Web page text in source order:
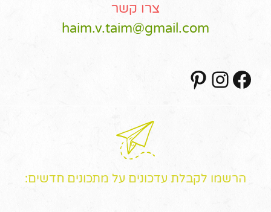
צרו קשר
haim.v.taim@gmail.com
Facebook
Instagram
הרשמו לקבלת עדכונים על מתכונים חדשים: